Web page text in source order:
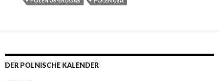
DER POLNISCHE KALENDER